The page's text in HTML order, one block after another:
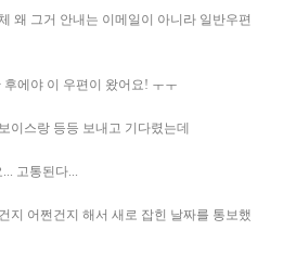
왜 그거 안내는 이메일이 아니라 일반우편
에야 이 우편이 왔어요! ㅜㅜ
이스랑 등등 보내고 기다렸는데
고통된다...
지 어쩐건지 해서 새로 잡힌 날짜를 통보했